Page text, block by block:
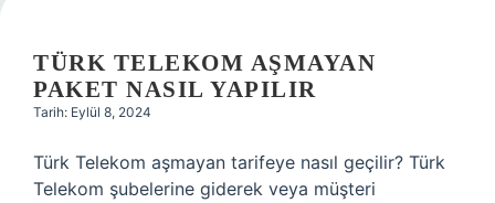
TÜRK TELEKOM AŞMAYAN
PAKET NASIL YAPILIR
Tarih: Eylül 8, 2024
Türk Telekom aşmayan tarifeye nasıl geçilir? Türk
Telekom şubelerine giderek veya müşteri